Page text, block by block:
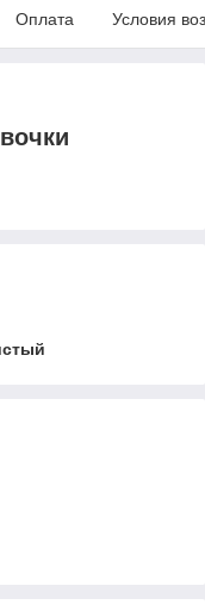
Оплата Условия